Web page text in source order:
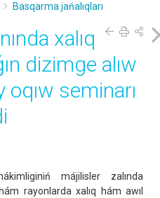
Basqarma jańalıqları
xalıq
dizimge alıw
oqıw seminarı
májilisler zalında
rayonlarda xalıq hám awıl